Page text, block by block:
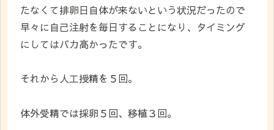
たなくて排卵日自体が来ないという状況だったので
早々に自己注射を毎日することになり、タイミング
にしてはバカ高かったです。
それから人工授精を５回。
体外受精では採卵５回、移植３回。